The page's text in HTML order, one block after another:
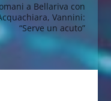
a Bellariva con
Vannini:
“Serve un acuto”